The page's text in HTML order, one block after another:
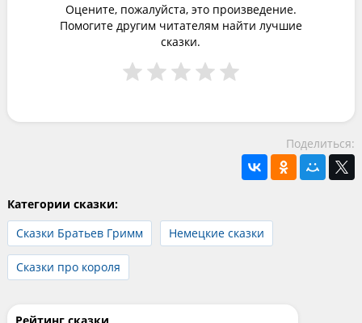
Оцените, пожалуйста, это произведение.
Помогите другим читателям найти лучшие
сказки.
Поделиться:
Категории сказки:
Сказки Братьев Гримм
Немецкие сказки
Сказки про короля
Рейтинг сказки